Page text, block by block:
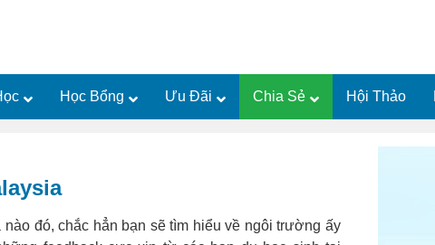
Học Bổng Ưu Đãi Chia Sẻ Hội Thảo
đó, chắc hẳn bạn sẽ tìm hiểu về ngôi trường ấy